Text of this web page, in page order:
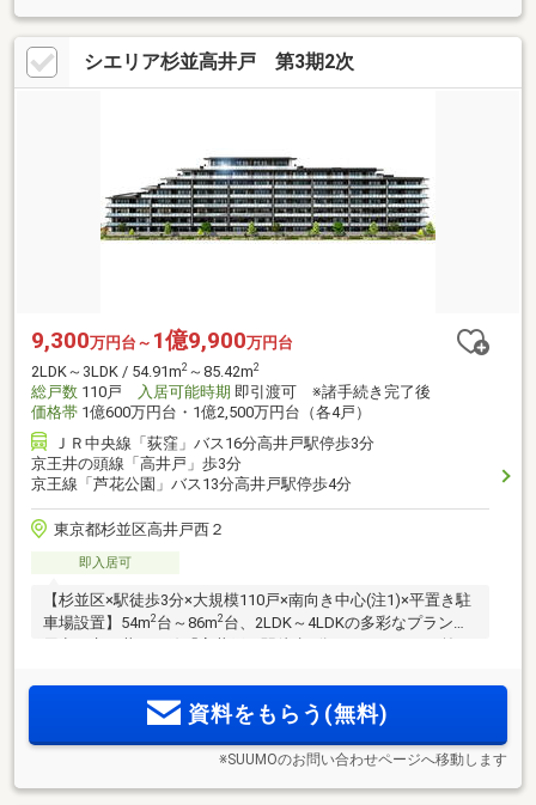
シエリア杉並高井戸 第3期2次
9,300万円台～ 1億9,900万円台
2LDK～3LDK / 54.91m2 ～85.42m2
総戸数 110戸 入居可能時期 即引渡可 ※諸手続き完了後
価格帯 1億600万円台・1億2,500万円台（各4戸）
ＪＲ中央線「荻窪」バス16分高井戸駅停歩3分
京王井の頭線「高井戸」歩3分
京王線「芦花公園」バス13分高井戸駅停歩4分
東京都杉並区高井戸西２
即入居可
【杉並区×駅徒歩3分×大規模110戸×南向き中心(注1)×平置き駐
車場設置】54m2 台～86m2 台、2LDK～4LDKの多彩なプランを
化。渋谷へ18分、吉祥寺へ9分と快適な通勤利便を叶える邸宅
資料をもらう(無料)
※SUUMOのお問い合わせページへ移動します